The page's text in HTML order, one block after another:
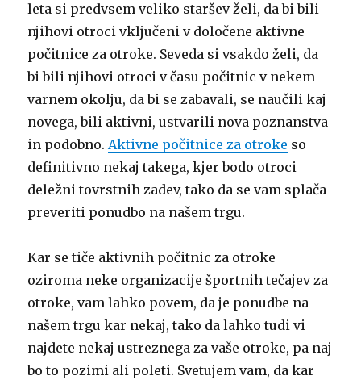
leta si predvsem veliko staršev želi, da bi bili
njihovi otroci vključeni v določene aktivne
počitnice za otroke. Seveda si vsakdo želi, da
bi bili njihovi otroci v času počitnic v nekem
varnem okolju, da bi se zabavali, se naučili kaj
novega, bili aktivni, ustvarili nova poznanstva
in podobno.Aktivne počitnice za otroke so
definitivno nekaj takega, kjer bodo otroci
deležni tovrstnih zadev, tako da se vam splača
preveriti ponudbo na našem trgu.
Kar se tiče aktivnih počitnic za otroke
oziroma neke organizacije športnih tečajev za
otroke, vam lahko povem, da je ponudbe na
našem trgu kar nekaj, tako da lahko tudi vi
najdete nekaj ustreznega za vaše otroke, pa naj
bo to pozimi ali poleti. Svetujem vam, da kar